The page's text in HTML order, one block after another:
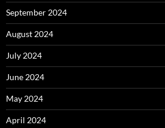
September 2024
August 2024
July 2024
June 2024
May 2024
April 2024